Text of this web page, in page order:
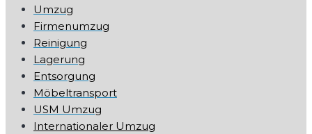
Umzug
Firmenumzug
Reinigung
Lagerung
Entsorgung
Möbeltransport
USM Umzug
Internationaler Umzug